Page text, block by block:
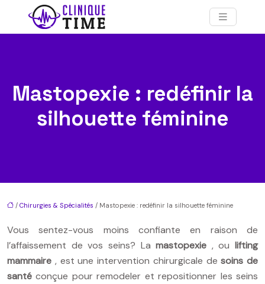
Mastopexie : redéfinir la
silhouette féminine
/ Chirurgies & Spécialités / Mastopexie : redéfinir la silhouette féminine
Vous sentez-vous moins confiante en raison de
l’affaissement de vos seins? Lamastopexie , ou lifting
mammaire , est une intervention chirurgicale desoins de
santéconçue pour remodeler et repositionner les seins